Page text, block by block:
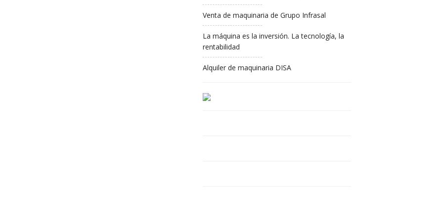
Venta de maquinaria de Grupo Infrasal
La máquina es la inversión. La tecnología, la
rentabilidad
Alquiler de maquinaria DISA